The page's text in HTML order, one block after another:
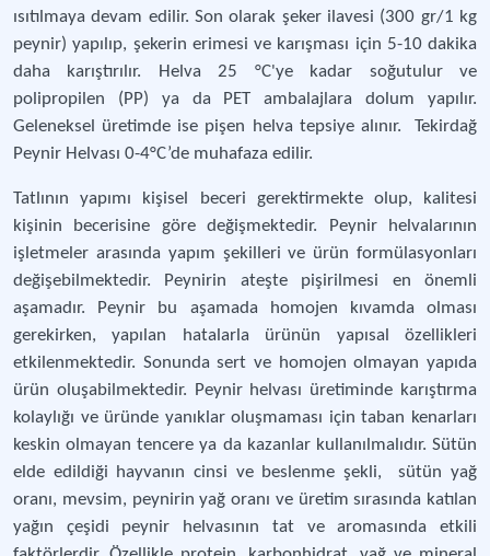
ısıtılmaya devam edilir. Son olarak şeker ilavesi (300 gr/1 kg
peynir) yapılıp, şekerin erimesi ve karışması için 5-10 dakika
daha karıştırılır. Helva 25 °C'ye kadar soğutulur ve
polipropilen (PP) ya da PET ambalajlara dolum yapılır.
Geleneksel üretimde ise pişen helva tepsiye alınır. Tekirdağ
Peynir Helvası 0-4°C’de muhafaza edilir.
Tatlının yapımı kişisel beceri gerektirmekte olup, kalitesi
kişinin becerisine göre değişmektedir. Peynir helvalarının
işletmeler arasında yapım şekilleri ve ürün formülasyonları
değişebilmektedir. Peynirin ateşte pişirilmesi en önemli
aşamadır. Peynir bu aşamada homojen kıvamda olması
gerekirken, yapılan hatalarla ürünün yapısal özellikleri
etkilenmektedir. Sonunda sert ve homojen olmayan yapıda
ürün oluşabilmektedir. Peynir helvası üretiminde karıştırma
kolaylığı ve üründe yanıklar oluşmaması için taban kenarları
keskin olmayan tencere ya da kazanlar kullanılmalıdır. Sütün
elde edildiği hayvanın cinsi ve beslenme şekli, sütün yağ
oranı, mevsim, peynirin yağ oranı ve üretim sırasında katılan
yağın çeşidi peynir helvasının tat ve aromasında etkili